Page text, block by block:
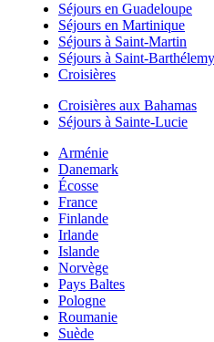
Séjours en Guadeloupe
Séjours en Martinique
Séjours à Saint-Martin
Séjours à Saint-Barthélemy
Croisières
Croisières aux Bahamas
Séjours à Sainte-Lucie
Arménie
Danemark
Écosse
France
Finlande
Irlande
Islande
Norvège
Pays Baltes
Pologne
Roumanie
Suède